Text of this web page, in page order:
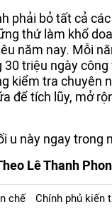
phải bỏ tất cả
thứ làm khổ
năm nay. Mỗi
30 triệu ngày
kiểm tra chuyên
để tích lũy, mở
u này ngay trong
Lê Thanh
chế
Chính phủ kiến